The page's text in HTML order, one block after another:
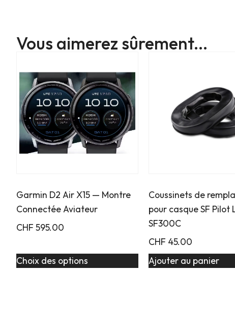
Vous aimerez sûrement...
Garmin D2 Air X15 — Montre
Connectée Aviateur
CHF 595.00
Choix des options
Coussinets de
pour casque SF Pilot
SF300C
CHF 45.00
Ajouter au panier